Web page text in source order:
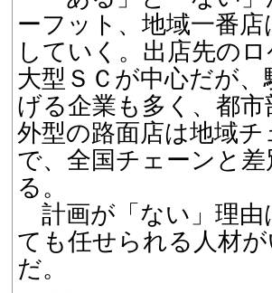
ーフット、地域一番
していく。出店先の
大型ＳＣが中心だが
げる企業も多く、都
外型の路面店は地域
で、全国チェーンと
る。
計画が「ない」理由
ても任せられる人材
だ。